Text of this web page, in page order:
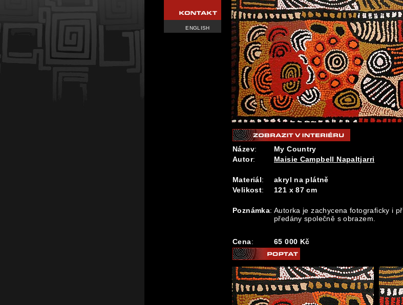
ENGLISH
Název:
My Country
Autor: Maisie Campbell Napaltjarri
Materiál:
akryl na plátně
Velikost: 121 x 87 cm
Poznámka: Autorka je zachycena fotograficky i
předány společně s obrazem.
Cena: 65 000 Kč